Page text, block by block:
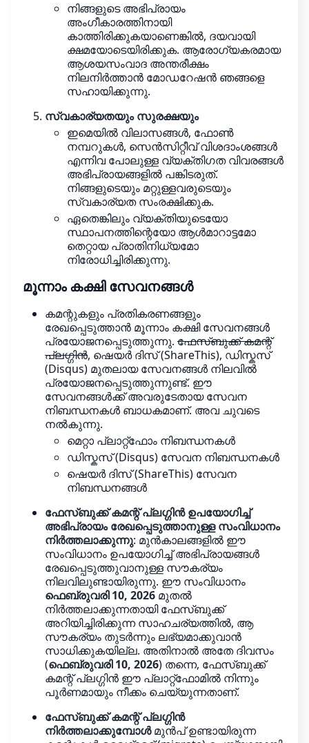
നിങ്ങളുടെ അഭിപ്രായം
അംഗീകാരത്തിനായി
കാത്തിരിക്കുകയാണെങ്കിൽ, ദയവായി
ക്ഷമയോടെയിരിക്കുക. ആരോഗ്യകരമായ
ആശയസംവാദ അന്തരീക്ഷം
നിലനിർത്താൻ മോഡറേഷൻ ഞങ്ങളെ
സഹായിക്കുന്നു.
സ്വകാര്യതയും സുരക്ഷയും
ഇമെയിൽ വിലാസങ്ങൾ, ഫോൺ
നമ്പറുകൾ, സെൻസിറ്റീവ് വിശദാംശങ്ങൾ
എന്നിവ പോലുള്ള വ്യക്തിഗത വിവരങ്ങൾ
അഭിപ്രായങ്ങളിൽ പങ്കിടരുത്.
നിങ്ങളുടെയും മറ്റുള്ളവരുടെയും
സ്വകാര്യത സംരക്ഷിക്കുക.
ഏതെങ്കിലും വ്യക്തിയുടെയോ
സ്ഥാപനത്തിന്റെയോ ആൾമാറാട്ടമോ
തെറ്റായ പ്രാതിനിധ്യമോ
നിരോധിച്ചിരിക്കുന്നു.
മൂന്നാം കക്ഷി സേവനങ്ങൾ
കമന്റുകളും പ്രതികരണങ്ങളും
രേഖപ്പെടുത്താൻ മൂന്നാം കക്ഷി സേവനങ്ങൾ
പ്രയോജനപ്പെടുത്തുന്നു. ഫേസ്ബുക്ക് കമന്റ്
പ്ലഗ്ഗിൻ, ഷെയർ ദിസ് (ShareThis), ഡിസ്കസ്
(Disqus) മുതലായ സേവനങ്ങൾ നിലവിൽ
പ്രയോജനപ്പെടുത്തുന്നുണ്ട്. ഈ
സേവനങ്ങൾക്ക് അവരുടേതായ സേവന
നിബന്ധനകൾ ബാധകമാണ്. അവ ചുവടെ
നൽകുന്നു.
മെറ്റാ പ്ലാറ്റ്‌ഫോം നിബന്ധനകൾ
ഡിസ്കസ് (Disqus) സേവന നിബന്ധനകൾ
ഷെയർ ദിസ് (ShareThis) സേവന
നിബന്ധനങ്ങൾ
ഫേസ്ബുക്ക് കമന്റ് പ്ലഗ്ഗിൻ ഉപയോഗിച്ച്
അഭിപ്രായം രേഖപ്പെടുത്താനുള്ള സംവിധാനം
നിർത്തലാക്കുന്നു: മുൻകാലങ്ങളിൽ ഈ
സംവിധാനം ഉപയോഗിച്ച് അഭിപ്രായങ്ങൾ
രേഖപ്പെടുത്തുവാനുള്ള സൗകര്യം
നിലവിലുണ്ടായിരുന്നു. ഈ സംവിധാനം
ഫെബ്രുവരി 10, 2026 മുതൽ
നിർത്തലാക്കുന്നതായി ഫേസ്ബുക്ക്
അറിയിച്ചിരിക്കുന്ന സാഹചര്യത്തിൽ, ആ
സൗകര്യം തുടർന്നും ലഭ്യമാക്കുവാൻ
സാധിക്കുകയില്ല. അതിനാൽ അതേ ദിവസം
(ഫെബ്രുവരി 10, 2026) തന്നെ, ഫേസ്ബുക്ക്
കമന്റ് പ്ലഗ്ഗിൻ ഈ പ്ലാറ്റ്‌ഫോമിൽ നിന്നും
പൂർണമായും നീക്കം ചെയ്യുന്നതാണ്.
ഫേസ്ബുക്ക് കമന്റ് പ്ലഗ്ഗിൻ
നിർത്തലാക്കുമ്പോൾമുൻപ് ഉണ്ടായിരുന്ന